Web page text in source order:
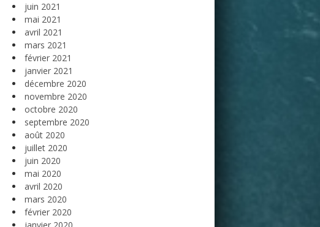
juin 2021
mai 2021
avril 2021
mars 2021
février 2021
janvier 2021
décembre 2020
novembre 2020
octobre 2020
septembre 2020
août 2020
juillet 2020
juin 2020
mai 2020
avril 2020
mars 2020
février 2020